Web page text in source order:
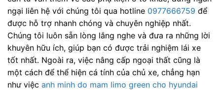
ngại liên hệ với chúng tôi qua hotline 0977666759 để
được hỗ trợ nhanh chóng và chuyên nghiệp nhất.
Chúng tôi luôn sẵn lòng lắng nghe và đưa ra những lời
khuyên hữu ích, giúp bạn có được trải nghiệm lái xe
tốt nhất. Ngoài ra, việc nâng cấp ngoại thất cũng là
một cách để thể hiện cá tính của chủ xe, chẳng hạn
như việc anh minh do mam limo green cho hyundai